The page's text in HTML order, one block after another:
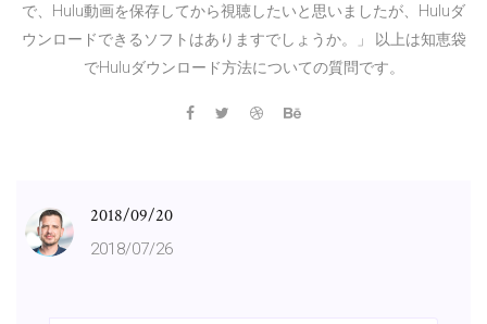
で、Hulu動画を保存してから視聴したいと思いましたが、Huluダ
ウンロードできるソフトはありますでしょうか。」 以上は知恵袋
でHuluダウンロード方法についての質問です。
2018/09/20
2018/07/26